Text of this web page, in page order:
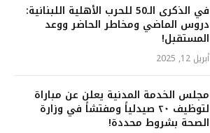
في الذكرى الـ50 للحرب الأهلية اللبنانية:
دروس الماضي ومخاطر الحاضر ووعد
المستقبل!
أبريل 12, 2025
مجلس الخدمة المدنية يعلن عن مباراة
لتوظيف ٢٠ صيدلياً ومفتشاً في وزارة
الصحة بشروط محددة!